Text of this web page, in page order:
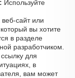
Используйте
сайт или
вы хотите
в разделе
разработчиком.
для
в
вам может